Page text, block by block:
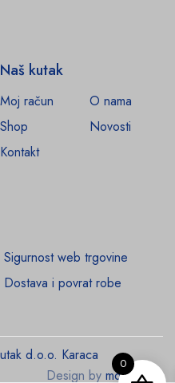
Naš kutak
Moj račun
O nama
Shop
Novosti
Kontakt
Sigurnost web trgovine
Dostava i povrat robe
d.o.o. Karaca
Design by monroe.ba
0